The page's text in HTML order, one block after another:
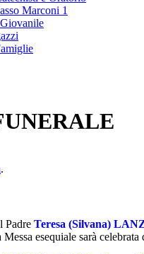
Marconi 1
.
Padre Teresa (Silvana)
Messa esequiale sarà celebrata